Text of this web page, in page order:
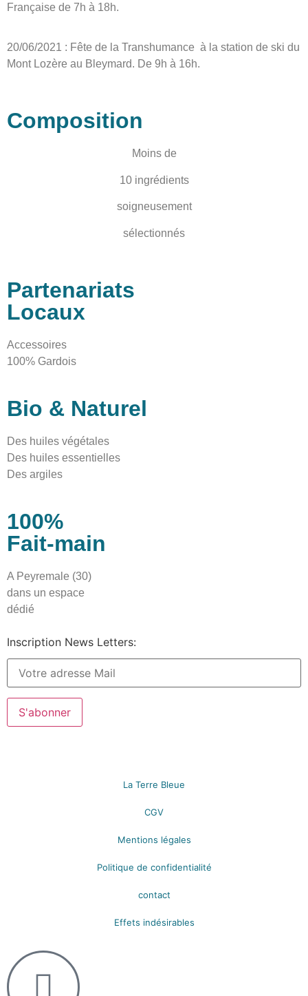
Française de 7h à 18h.
20/06/2021 : Fête de la Transhumance à la station de ski du
Mont Lozère au Bleymard. De 9h à 16h.
Composition
Moins de
10 ingrédients
soigneusement
sélectionnés
Partenariats
Locaux
Accessoires
100% Gardois
Bio & Naturel
Des huiles végétales
Des huiles essentielles
Des argiles
100%
Fait-main
A Peyremale (30)
dans un espace
dédié
Inscription News Letters:
La Terre Bleue
CGV
Mentions légales
Politique de confidentialité
contact
Effets indésirables